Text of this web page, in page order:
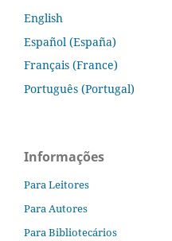
English
Español (España)
Français (France)
Português (Portugal)
Informações
Para Leitores
Para Autores
Para Bibliotecários